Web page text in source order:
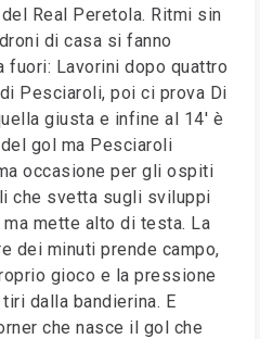
Real Peretola. Ritmi sin
di casa si fanno
Lavorini dopo quattro
Pesciaroli, poi ci prova Di
giusta e infine al 14' è
gol ma Pesciaroli
occasione per gli ospiti
che svetta sugli sviluppi
mette alto di testa. La
dei minuti prende campo,
gioco e la pressione
dalla bandierina. E
che nasce il gol che